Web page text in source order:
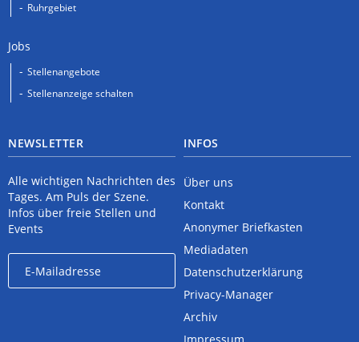
Ruhrgebiet
Jobs
Stellenangebote
Stellenanzeige schalten
NEWSLETTER
Alle wichtigen Nachrichten des
Tages. Am Puls der Szene.
Infos über freie Stellen und
Events
INFOS
Über uns
Kontakt
Anonymer Briefkasten
Mediadaten
Datenschutzerklärung
Privacy-Manager
Archiv